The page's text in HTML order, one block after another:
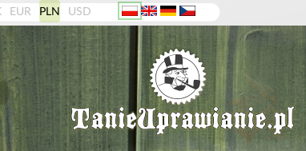
EUR PLN USD